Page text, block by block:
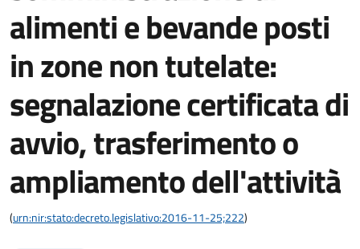
alimenti e bevande posti
in zone non tutelate:
segnalazione certificata di
avvio, trasferimento o
ampliamento dell'attività
(urn:nir:stato:decreto.legislativo:2016-11-25;222)